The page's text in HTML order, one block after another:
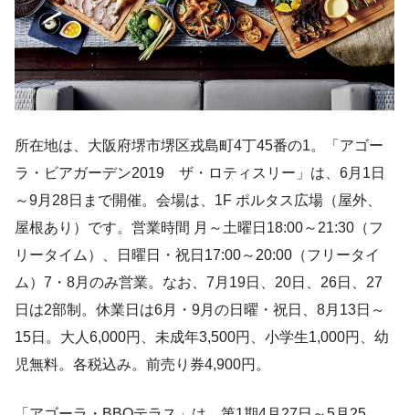
所在地は、大阪府堺市堺区戎島町4丁45番の1。「アゴー
ラ・ビアガーデン2019 ザ・ロティスリー」は、6月1日
～9月28日まで開催。会場は、1F ポルタス広場（屋外、
屋根あり）です。営業時間 月～土曜日18:00～21:30（フ
リータイム）、日曜日・祝日17:00～20:00（フリータイ
ム）7・8月のみ営業。なお、7月19日、20日、26日、27
日は2部制。休業日は6月・9月の日曜・祝日、8月13日～
15日。大人6,000円、未成年3,500円、小学生1,000円、幼
児無料。各税込み。前売り券4,900円。